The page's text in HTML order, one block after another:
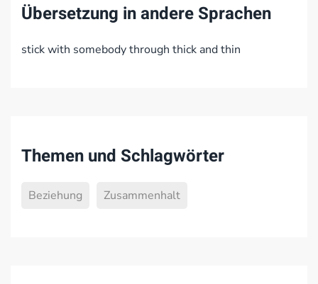
Übersetzung in andere Sprachen
stick with somebody through thick and thin
Themen und Schlagwörter
Beziehung Zusammenhalt